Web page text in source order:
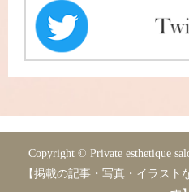
Copyright © Private esthetique
【掲載の記事・写真・イラス